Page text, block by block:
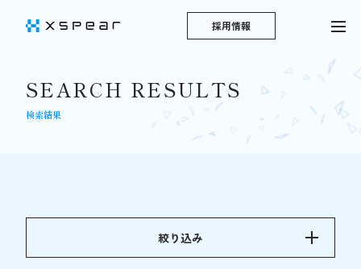
採用情報
SEARCH RESULTS
検索結果
絞り込み